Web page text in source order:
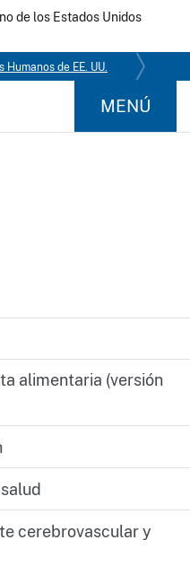
de los Estados Unidos
de EE. UU.
MENÚ
alimentaria (versión
cerebrovascular y